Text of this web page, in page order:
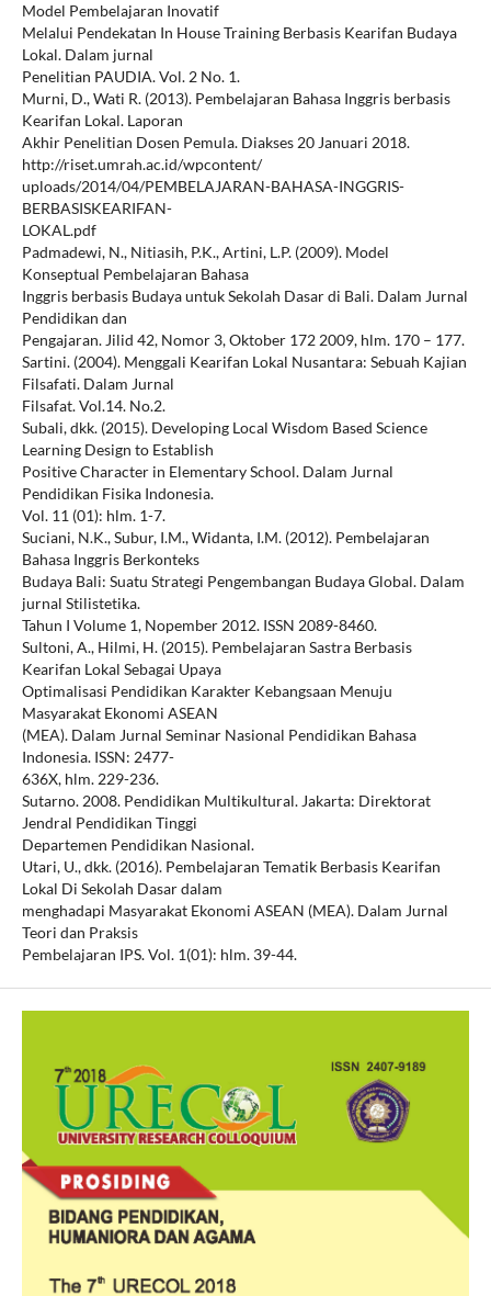
Model Pembelajaran Inovatif
Melalui Pendekatan In House Training Berbasis Kearifan Budaya
Lokal. Dalam jurnal
Penelitian PAUDIA. Vol. 2 No. 1.
Murni, D., Wati R. (2013). Pembelajaran Bahasa Inggris berbasis
Kearifan Lokal. Laporan
Akhir Penelitian Dosen Pemula. Diakses 20 Januari 2018.
http://riset.umrah.ac.id/wpcontent/
uploads/2014/04/PEMBELAJARAN-BAHASA-INGGRIS-
BERBASISKEARIFAN-
LOKAL.pdf
Padmadewi, N., Nitiasih, P.K., Artini, L.P. (2009). Model
Konseptual Pembelajaran Bahasa
Inggris berbasis Budaya untuk Sekolah Dasar di Bali. Dalam Jurnal
Pendidikan dan
Pengajaran. Jilid 42, Nomor 3, Oktober 172 2009, hlm. 170 – 177.
Sartini. (2004). Menggali Kearifan Lokal Nusantara: Sebuah Kajian
Filsafati. Dalam Jurnal
Filsafat. Vol.14. No.2.
Subali, dkk. (2015). Developing Local Wisdom Based Science
Learning Design to Establish
Positive Character in Elementary School. Dalam Jurnal
Pendidikan Fisika Indonesia.
Vol. 11 (01): hlm. 1-7.
Suciani, N.K., Subur, I.M., Widanta, I.M. (2012). Pembelajaran
Bahasa Inggris Berkonteks
Budaya Bali: Suatu Strategi Pengembangan Budaya Global. Dalam
jurnal Stilistetika.
Tahun I Volume 1, Nopember 2012. ISSN 2089-8460.
Sultoni, A., Hilmi, H. (2015). Pembelajaran Sastra Berbasis
Kearifan Lokal Sebagai Upaya
Optimalisasi Pendidikan Karakter Kebangsaan Menuju
Masyarakat Ekonomi ASEAN
(MEA). Dalam Jurnal Seminar Nasional Pendidikan Bahasa
Indonesia. ISSN: 2477-
636X, hlm. 229-236.
Sutarno. 2008. Pendidikan Multikultural. Jakarta: Direktorat
Jendral Pendidikan Tinggi
Departemen Pendidikan Nasional.
Utari, U., dkk. (2016). Pembelajaran Tematik Berbasis Kearifan
Lokal Di Sekolah Dasar dalam
menghadapi Masyarakat Ekonomi ASEAN (MEA). Dalam Jurnal
Teori dan Praksis
Pembelajaran IPS. Vol. 1(01): hlm. 39-44.